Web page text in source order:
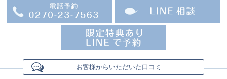
お客様からいただいた口コミ